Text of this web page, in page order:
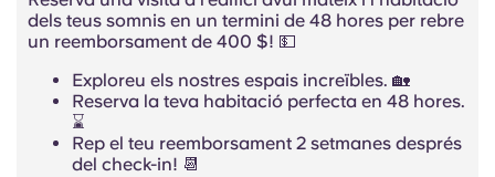
dels teus somnis en un termini de 48 hores per rebre
un reemborsament de 400 $! 💵
Exploreu els nostres espais increïbles. 🏡
Reserva la teva habitació perfecta en 48 hores.
⌛
Rep el teu reemborsament 2 setmanes després
del check-in! 📆